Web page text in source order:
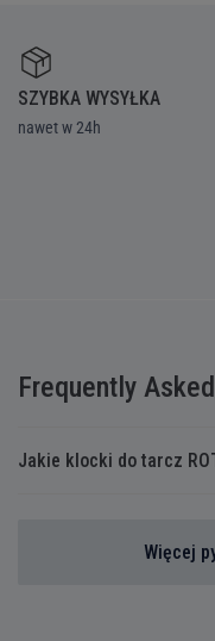
SZYBKA WYSYŁKA
nawet w 24h
Frequently
Jakie klocki do tarcz
Więcej